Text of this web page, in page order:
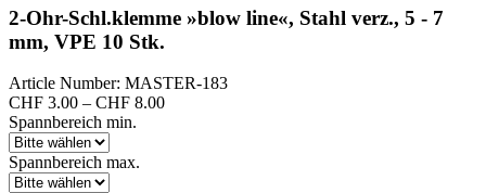
2-Ohr-Schl.klemme »blow line«, Stahl verz., 5 - 7
mm, VPE 10 Stk.
Article Number: MASTER-183
CHF 3.00 – CHF 8.00Preisspanne:
Spannbereich min.
Spannbereich max.